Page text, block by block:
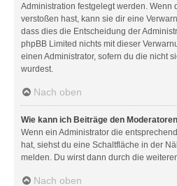
Administration festgelegt werden. Wenn
verstoßen hast, kann sie dir eine
dass dies die Entscheidung der
phpBB Limited nichts mit dieser
einen Administrator, sofern du die nicht
wurdest.
Nach oben
Wie kann ich Beiträge den
Wenn ein Administrator die
hat, siehst du eine Schaltfläche in der
melden. Du wirst dann durch die
Nach oben